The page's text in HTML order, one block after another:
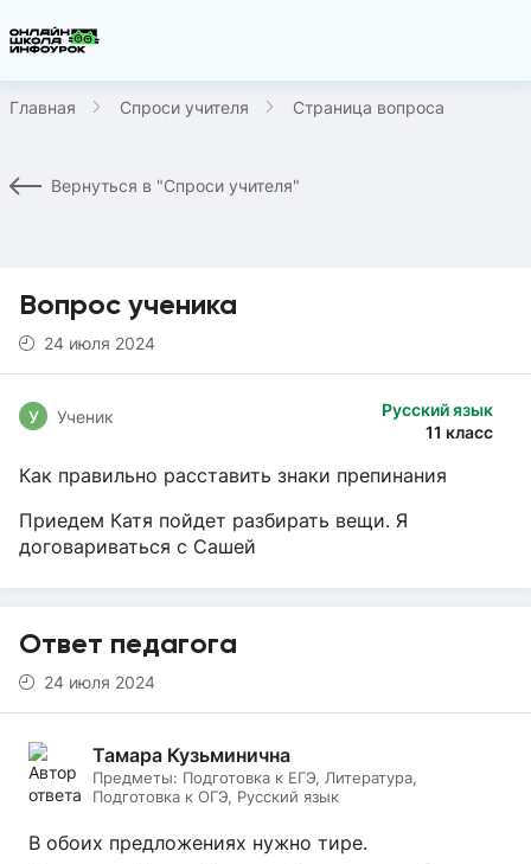
Главная Спроси учителя Страница вопроса
Вернуться в "Спроси учителя"
Вопрос ученика
24 июля 2024
Русский язык
11 класс
У Ученик
Как правильно расставить знаки препинания
Приедем Катя пойдет разбирать вещи. Я
договариваться с Сашей
Ответ педагога
24 июля 2024
Тамара Кузьминична
Предметы: Подготовка к ЕГЭ, Литература,
Подготовка к ОГЭ, Русский язык
В обоих предложениях нужно тире.